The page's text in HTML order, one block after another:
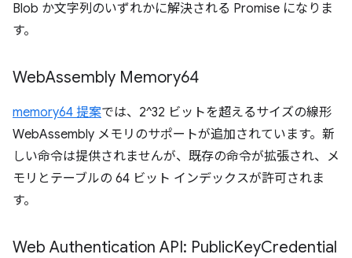
Blob か文字列のいずれかに解決される Promise になりま
す。
WebAssembly Memory64
memory64 提案では、2^32 ビットを超えるサイズの線形
WebAssembly メモリのサポートが追加されています。新
しい命令は提供されませんが、既存の命令が拡張され、メ
モリとテーブルの 64 ビット インデックスが許可されま
す。
​​Web Authentication API: PublicKeyCredential